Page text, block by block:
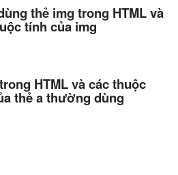
thẻ img trong HTML và
tính của img
HTML và các thuộc
thẻ a thường dùng